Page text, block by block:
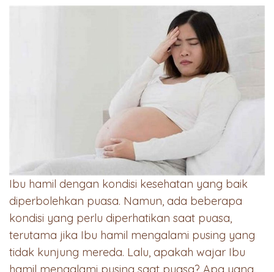
Ibu hamil dengan kondisi kesehatan yang baik
diperbolehkan puasa. Namun, ada beberapa
kondisi yang perlu diperhatikan saat puasa,
terutama jika Ibu hamil mengalami pusing yang
tidak kunjung mereda. Lalu, apakah wajar Ibu